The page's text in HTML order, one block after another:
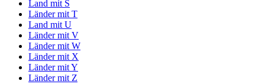
Land mit S
Länder mit T
Land mit U
Länder mit V
Länder mit W
Länder mit X
Länder mit Y
Länder mit Z